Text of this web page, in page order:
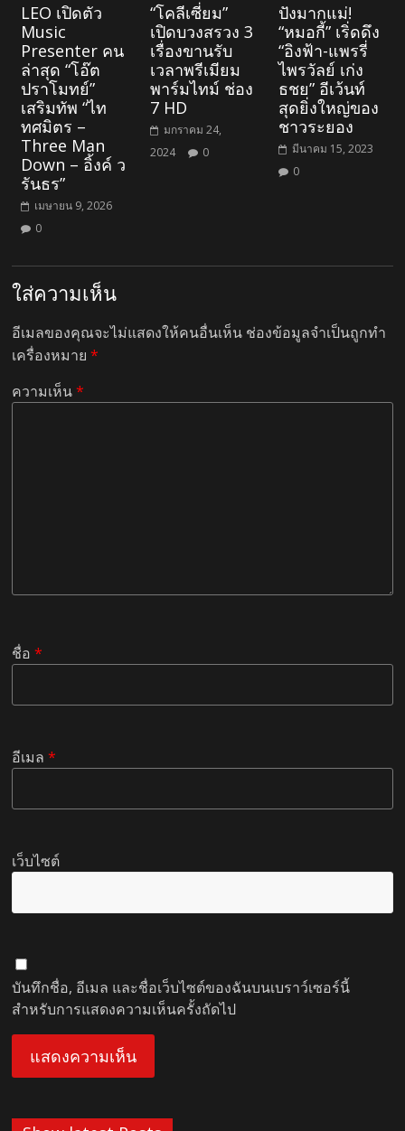
LEO เปิดตัว
Music
Presenter คน
ล่าสุด “โอ๊ต
ปราโมทย์”
เสริมทัพ “ไท
ทศมิตร –
Three Man
Down – อิ้งค์ ว
รันธร”
เมษายน 9, 2026
0
“โคลีเซี่ยม”
เปิดบวงสรวง 3
เรื่องขานรับ
เวลาพรีเมียม
พาร์มไทม์ ช่อง
7 HD
มกราคม 24,
2024
0
ปังมากแม่!
“หมอกี้” เริ่ดดึง
“อิงฟ้า-แพรรี่
ไพรวัลย์ เก่ง
ธชย” อีเว้นท์
สุดยิ่งใหญ่ของ
ชาวระยอง
มีนาคม 15, 2023
0
ใส่ความเห็น
อีเมลของคุณจะไม่แสดงให้คนอื่นเห็น ช่องข้อมูลจำเป็นถูกทำ
เครื่องหมาย*
ความเห็น*
ชื่อ*
อีเมล*
เว็บไซต์
บันทึกชื่อ, อีเมล และชื่อเว็บไซต์ของฉันบนเบราว์เซอร์นี้
สำหรับการแสดงความเห็นครั้งถัดไป